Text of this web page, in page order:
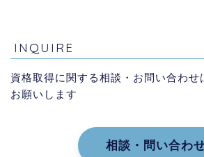
INQUIRE
資格取得に関する相談・お問い合わせ
お願いします
相談・問い合わ